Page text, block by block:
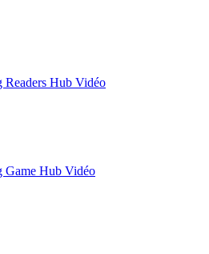
Readers Hub Vidéo
Game Hub Vidéo